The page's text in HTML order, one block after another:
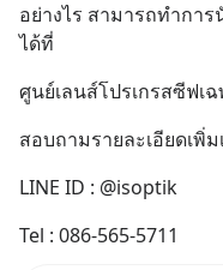
อย่างไร สามารถทำการ
ได้ที่
ศูนย์เลนส์โปรเกรสซีฟเ
สอบถามรายละเอียดเพิ่
LINE ID : @isoptik
Tel : 086-565-5711